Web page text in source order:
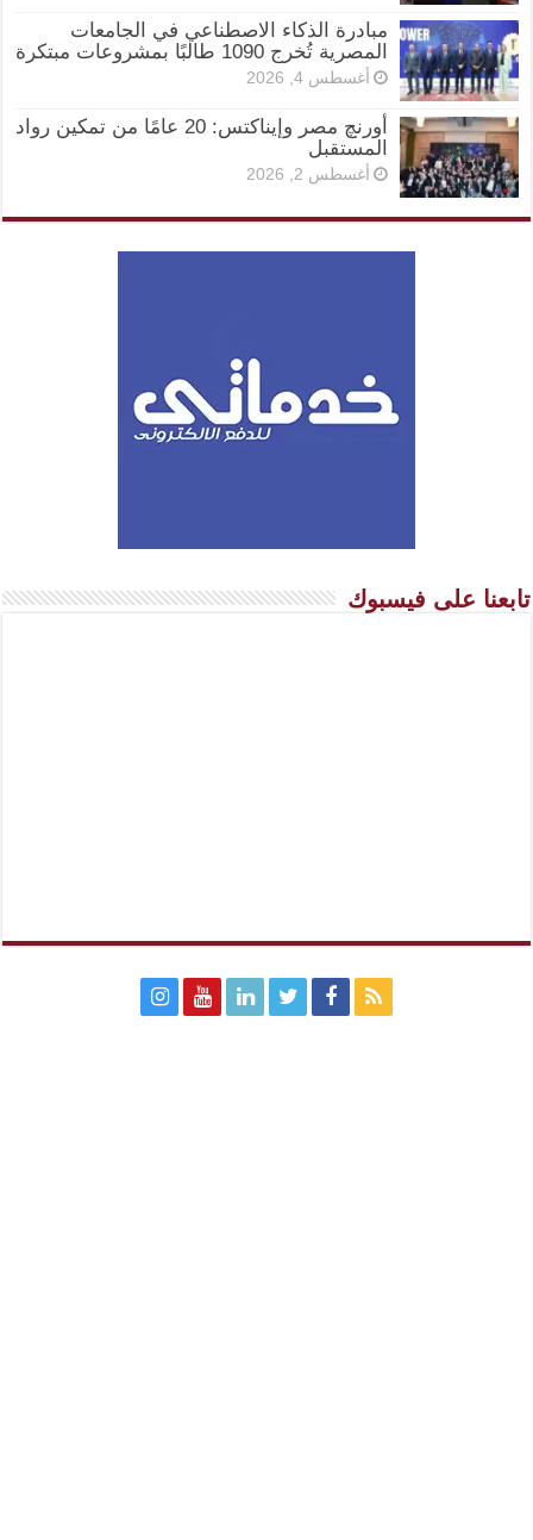
مبادرة الذكاء الاصطناعي في الجامعات
المصرية تُخرج 1090 طالبًا بمشروعات مبتكرة
أغسطس 4, 2026
أورنچ مصر وإيناكتس: 20 عامًا من تمكين رواد
المستقبل
أغسطس 2, 2026
تابعنا على فيسبوك